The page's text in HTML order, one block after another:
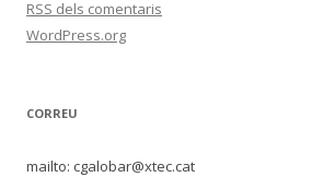
RSS dels comentaris
WordPress.org
CORREU
mailto: cgalobar@xtec.cat